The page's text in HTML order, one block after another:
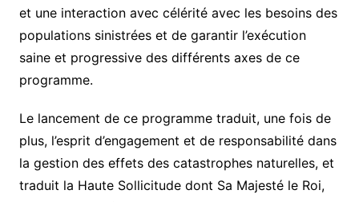
et une interaction avec célérité avec les besoins des
populations sinistrées et de garantir l’exécution
saine et progressive des différents axes de ce
programme.
Le lancement de ce programme traduit, une fois de
plus, l’esprit d’engagement et de responsabilité dans
la gestion des effets des catastrophes naturelles, et
traduit la Haute Sollicitude dont Sa Majesté le Roi,